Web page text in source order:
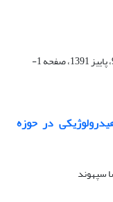
دوره 3، شماره 1 - شماره پیاپی 9، پاییز 1391، صفحه 1-
در حوزه
سپهوند